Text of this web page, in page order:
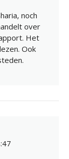
noch
over
Het
Ook